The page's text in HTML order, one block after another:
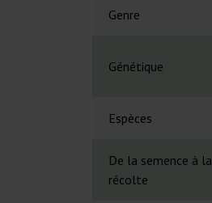
Genre
Génétique
Espèces
De la semence à la
récolte